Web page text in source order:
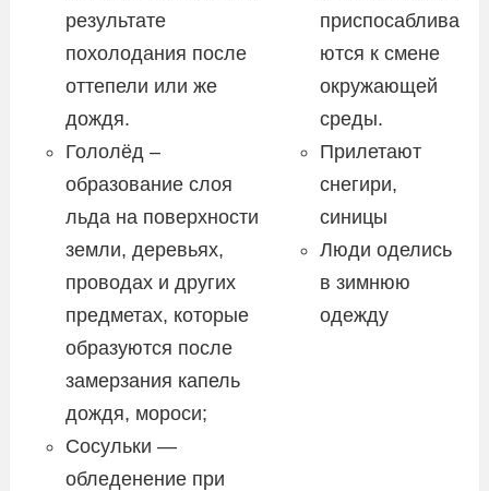
результате
похолодания после
оттепели или же
дождя.
Гололёд –
образование слоя
льда на поверхности
земли, деревьях,
проводах и других
предметах, которые
образуются после
замерзания капель
дождя, мороси;
Сосульки —
обледенение при
приспосаблива
ются к смене
окружающей
среды.
Прилетают
снегири,
синицы
Люди оделись
в зимнюю
одежду